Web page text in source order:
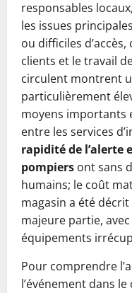
responsables
les issues
ou difficiles
clients et le travail
circulent montrent
particulièrement
moyens importants
entre les services
rapidité de l’alerte
pompiers ont sans
humains; le coût
magasin a été
majeure partie,
équipements
Pour comprendre
l’événement dans